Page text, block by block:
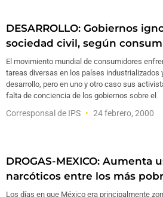
DESARROLLO: Gobiernos
sociedad civil, según
El movimiento mundial de consumidores
tareas diversas en los países industrializados
desarrollo, pero en uno y otro caso sus
falta de conciencia de los gobiernos sobre el
Corresponsal de IPS 24 febrero, 2000
DROGAS-MEXICO: Aumenta
narcóticos entre los más
Los días en que México era principalmente